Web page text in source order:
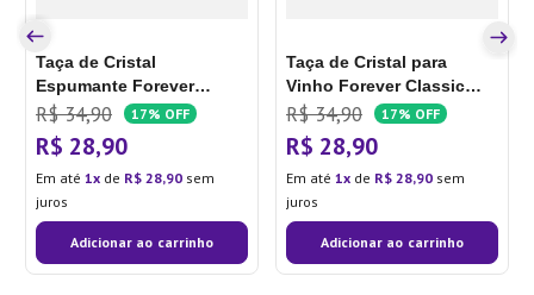
Taça de Cristal
Espumante Forever
Classic 210mL - Oxford
R$ 34,90 17% OFF
R$ 28,90
Em até 1 de R$ 28,90 sem
juros
Adicionar ao carrinho
Taça de Cristal para
Vinho Forever Classic
360mL - Oxford
R$ 34,90 17% OFF
R$ 28,90
Em até 1 de R$ 28,90 sem
juros
Adicionar ao carrinho